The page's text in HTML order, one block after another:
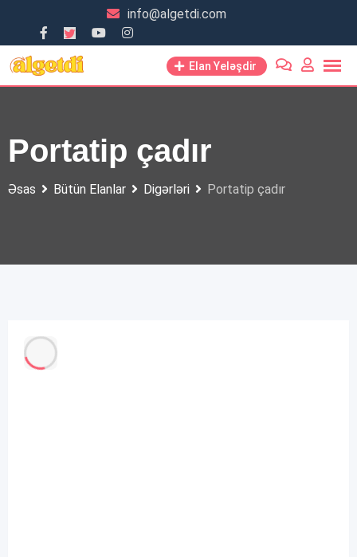
content
info@algetdi.com
Elan Yeləşdir
Portatip çadır
Əsas Bütün Elanlar Digərləri Portatip çadır